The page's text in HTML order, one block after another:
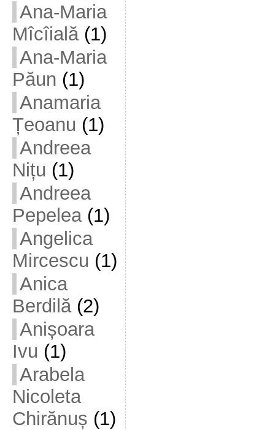
Ana-Maria
Mîcîială(1)
Ana-Maria
Păun (1)
Anamaria
Țeoanu (1)
Andreea
Nițu (1)
Andreea
Pepelea(1)
Angelica
Mircescu (1)
Anica
Berdilă(2)
Anișoara
Ivu (1)
Arabela
Nicoleta
Chirănuș (1)